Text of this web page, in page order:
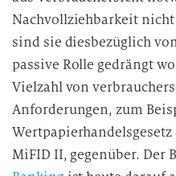
Nachvollziehbarkeit
sind sie diesbezüglich
passive Rolle gedrängt
Vielzahl von
Anforderungen, zum
MiFID II, gegenüber. Der